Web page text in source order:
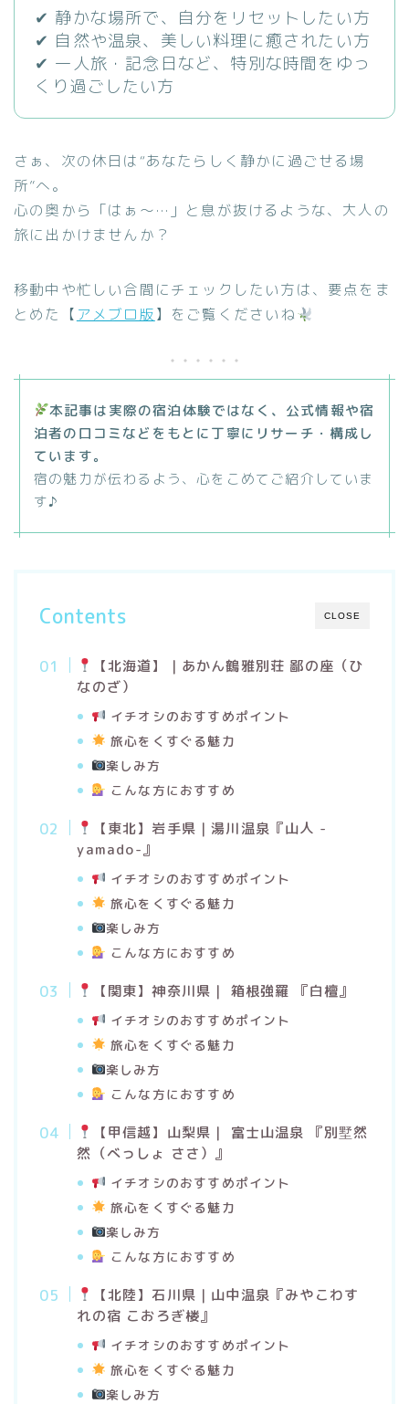
✔ 静かな場所で、自分をリセットしたい方
✔ 自然や温泉、美しい料理に癒されたい方
✔ 一人旅・記念日など、特別な時間をゆっ
くり過ごしたい方
さぁ、次の休日は“あなたらしく静かに過ごせる場
所”へ。
心の奥から「はぁ〜…」と息が抜けるような、大人の
旅に出かけませんか？
移動中や忙しい合間にチェックしたい方は、要点をま
とめた【 アメブロ版】をご覧くださいね
本記事は実際の宿泊体験ではなく、公式情報や宿
泊者の口コミなどをもとに丁寧にリサーチ・構成し
ています。
宿の魅力が伝わるよう、心をこめてご紹介していま
す♪
CLOSE
Contents
【北海道】｜ あかん鶴雅別荘 鄙の座（ひ
なのざ）
イチオシのおすすめポイント
旅心をくすぐる魅力
楽しみ方
こんな方におすすめ
【東北】岩手県｜湯川温泉『山人 -
yamado-』
イチオシのおすすめポイント
旅心をくすぐる魅力
楽しみ方
こんな方におすすめ
【関東】神奈川県｜ 箱根強羅 『白檀』
イチオシのおすすめポイント
旅心をくすぐる魅力
楽しみ方
こんな方におすすめ
【甲信越】山梨県｜
富士山温泉 『別墅然
然（べっしょ ささ） 』
イチオシのおすすめポイント
旅心をくすぐる魅力
楽しみ方
こんな方におすすめ
【北陸】石川県｜山中温泉『みやこわす
れの宿 こおろぎ楼』
イチオシのおすすめポイント
旅心をくすぐる魅力
楽しみ方